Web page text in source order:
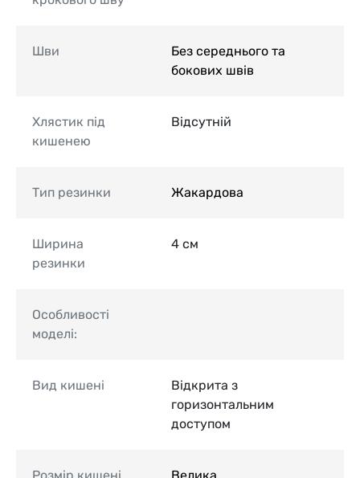
Шви
Без середнього та
бокових швів
Хлястик під
кишенею
Відсутній
Тип резинки Жакардова
Ширина
резинки
4 см
Особливості
моделі:
Вид кишені
Відкрита з
горизонтальним
доступом